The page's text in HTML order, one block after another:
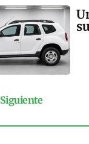
Siguiente